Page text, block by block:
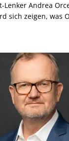
Andrea
sich zeigen, was